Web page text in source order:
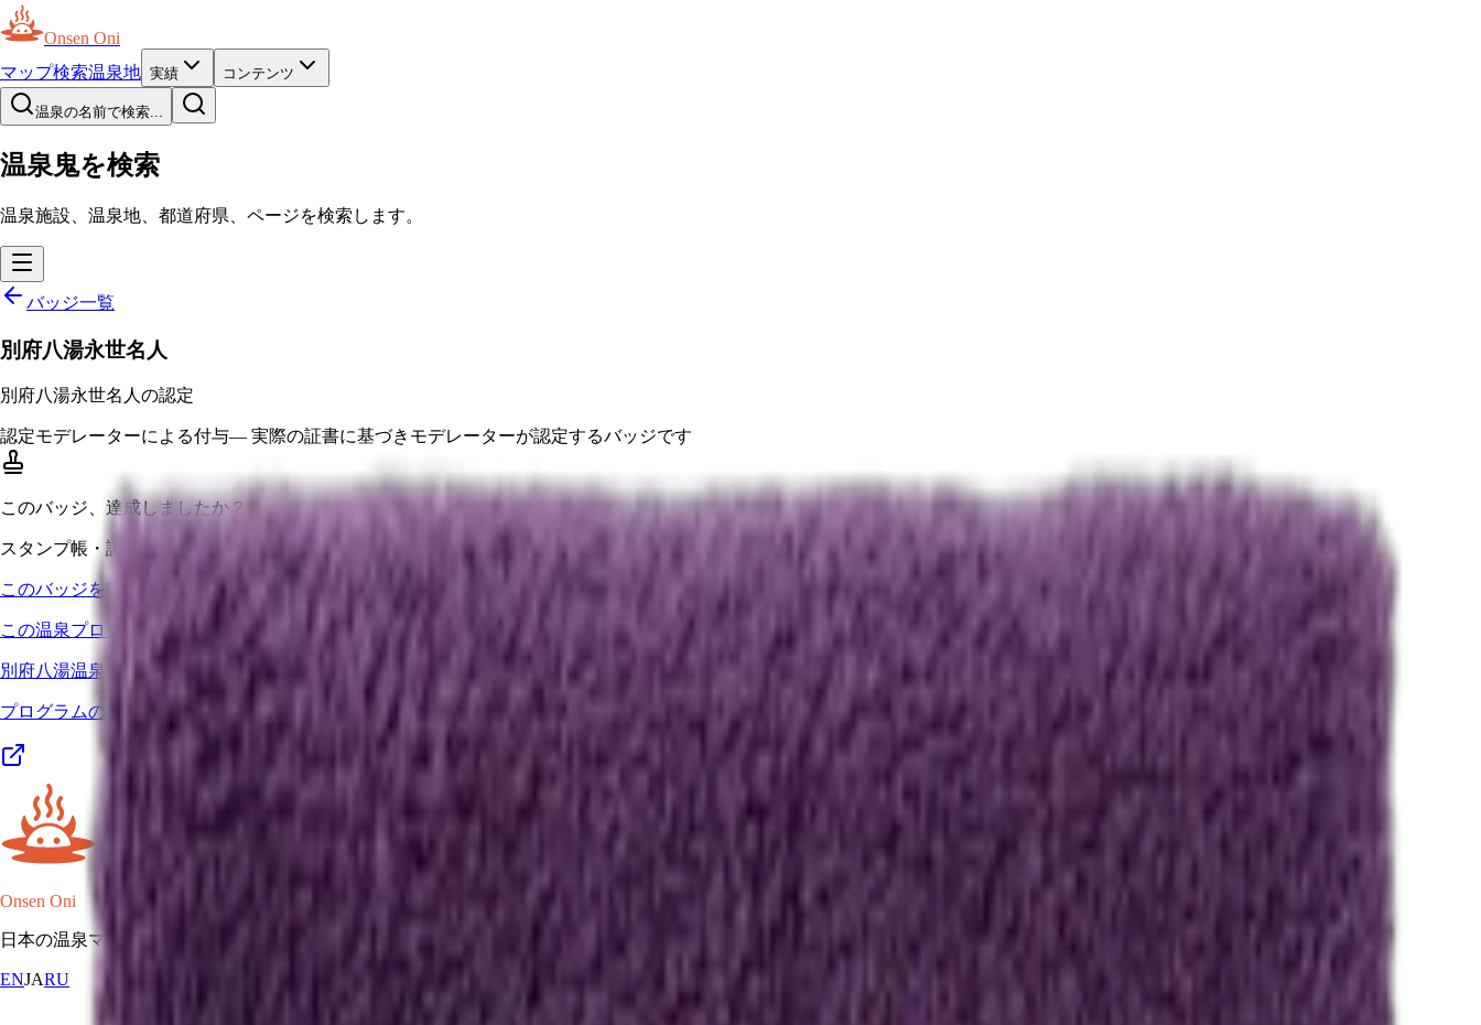
Onsen Oni
マップ検索温泉地 実績 コンテンツ
温泉の名前で検索...
温泉鬼を検索
温泉施設、温泉地、都道府県、ページを検索します。
バッジ一覧
別府八湯永世名人
別府八湯永世名人の認定
認定モデレーターによる付与— 実際の証書に基づきモデレーターが認定するバッジです
このバッジ、達成しましたか？
スタンプ帳・認定証などの証明をお送りいただければ、このバッジをパスポートに追加します。
このバッジを申請する
この温泉プログラムの一部
別府八湯温泉道
プログラムの詳細・施設一覧・マップを見る →
Onsen Oni
日本の温泉マップ。
ENJARU